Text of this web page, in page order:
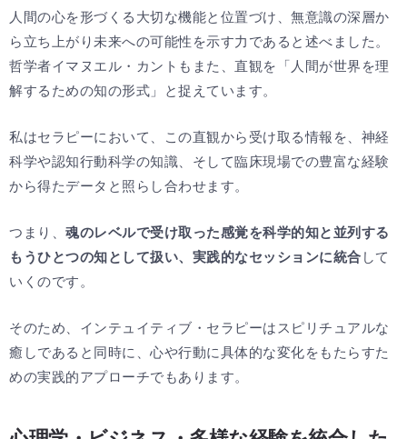
人間の心を形づくる大切な機能と位置づけ、無意識の深層か
ら立ち上がり未来への可能性を示す力であると述べました。
哲学者イマヌエル・カントもまた、直観を「人間が世界を理
解するための知の形式」と捉えています。
私はセラピーにおいて、この直観から受け取る情報を、神経
科学や認知行動科学の知識、そして臨床現場での豊富な経験
から得たデータと照らし合わせます。
つまり、 魂のレベルで受け取った感覚を科学的知と並列する
もうひとつの知として扱い、実践的なセッションに統合 して
いくのです。
そのため、インテュイティブ・セラピーはスピリチュアルな
癒しであると同時に、心や行動に具体的な変化をもたらすた
めの実践的アプローチでもあります。